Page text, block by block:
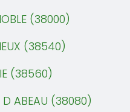
(38000)
(38540)
(38560)
ABEAU (38080)